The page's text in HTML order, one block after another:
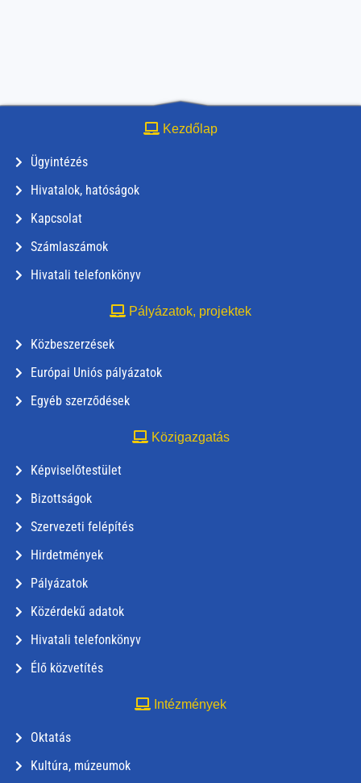
Kezdőlap
Ügyintézés
Hivatalok, hatóságok
Kapcsolat
Számlaszámok
Hivatali telefonkönyv
Pályázatok, projektek
Közbeszerzések
Európai Uniós pályázatok
Egyéb szerződések
Közigazgatás
Képviselőtestület
Bizottságok
Szervezeti felépítés
Hirdetmények
Pályázatok
Közérdekű adatok
Hivatali telefonkönyv
Élő közvetítés
Intézmények
Oktatás
Kultúra, múzeumok